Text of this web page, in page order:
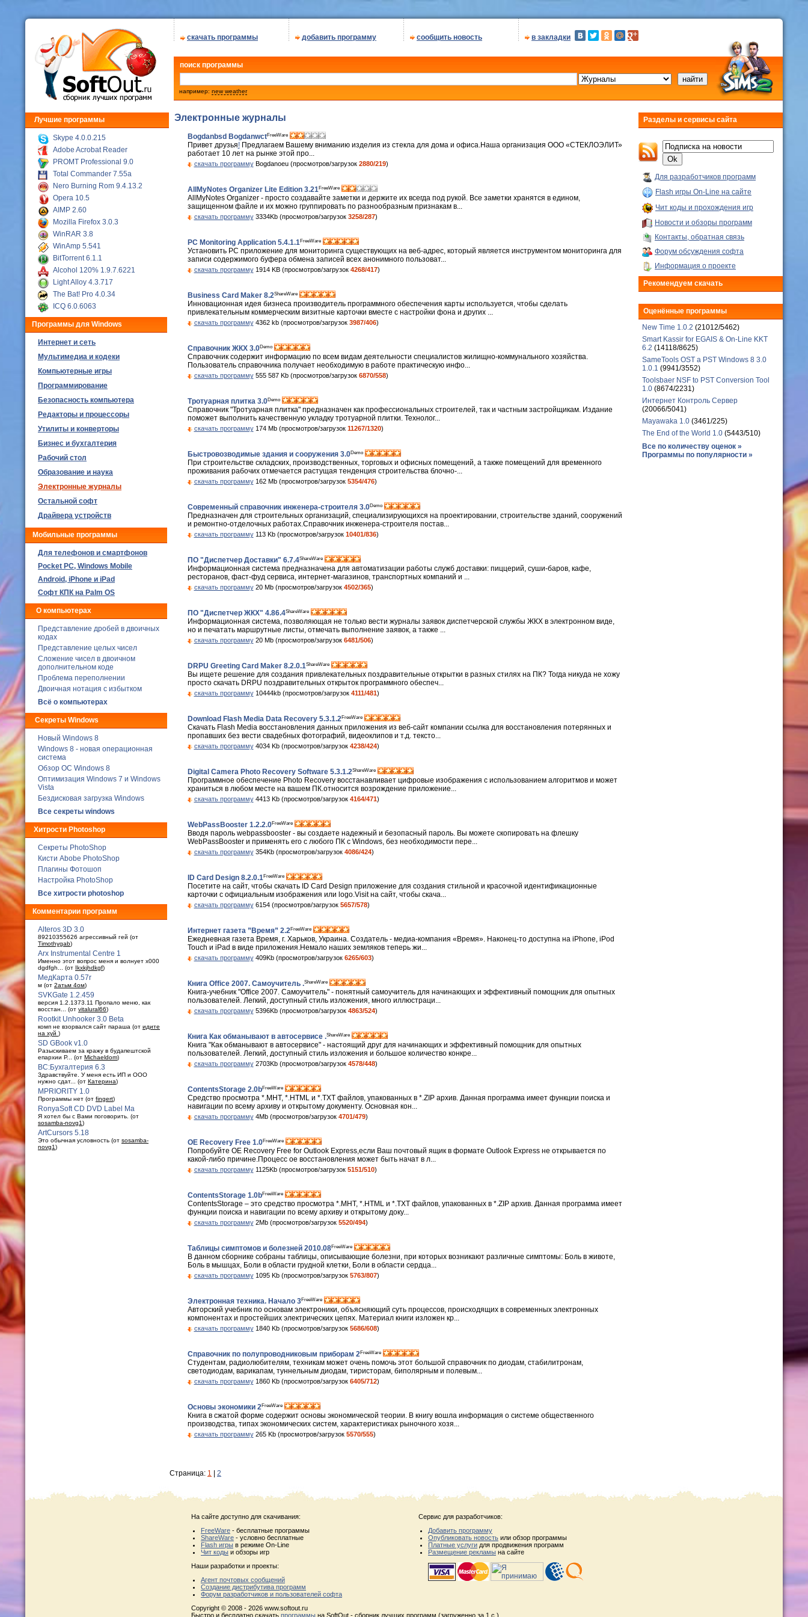
скачать программы добавить программу сообщить новость в закладки
поиск программы
например: new weather
Лучшие программы
Skype 4.0.0.215
Adobe Acrobat Reader
PROMT Professional 9.0
Total Commander 7.55a
Nero Burning Rom 9.4.13.2
Opera 10.5
AIMP 2.60
Mozilla Firefox 3.0.3
WinRAR 3.8
WinAmp 5.541
BitTorrent 6.1.1
Alcohol 120% 1.9.7.6221
Light Alloy 4.3.717
The Bat! Pro 4.0.34
ICQ 6.0.6063
Программы для Windows
Интернет и сеть
Мультимедиа и кодеки
Компьютерные игры
Программирование
Безопасность компьютера
Редакторы и процессоры
Утилиты и конверторы
Бизнес и бухгалтерия
Рабочий стол
Образование и наука
Электронные журналы
Остальной софт
Драйвера устройств
Мобильные программы
Для телефонов и смартфонов
Poсket PC, Windows Mobile
Android, iPhone и iPad
Софт КПК на Palm OS
О компьютерах
Представление дробей в двоичных
кодах
Представление целых чисел
Сложение чисел в двоичном
дополнительном коде
Проблема переполнении
Двоичная нотация с избытком
Всё о компьютерах
Секреты Windows
Новый Windows 8
Windows 8 - новая операционная
система
Обзор ОС Windows 8
Оптимизация Windows 7 и Windows
Vista
Бездисковая загрузка Windows
Все секреты windows
Хитрости Photoshop
Секреты PhotoShop
Кисти Abobe PhotoShop
Плагины Фотошоп
Настройка PhotoShop
Все хитрости photoshop
Комментарии программ
Alteros 3D 3.0
89210355626 агрессивный гей (от
Timothygab)
Arx Instrumental Centre 1
Именно этот вопрос меня и волнует x000
dgdfgh... (от Ikxkjhdkgf)
МедКарта 0.57r
м (от 2атьм 4ом)
SVKGate 1.2.459
версия 1.2.1373.11 Пропало меню, как
восстан... (от vitalural66)
Rootkit Unhooker 3.0 Beta
комп не взорвался сайт параша (от идите
на хуй )
SD GBook v1.0
Разыскиваем за кражу в будaпештской
епархии Р... (от Michaeldom)
ВС:Бухгалтерия 6.3
Здравствуйте. У меня есть ИП и ООО
нужно сдат... (от Катерина)
MPRIORITY 1.0
Программы нет (от fingert)
RonyaSoft CD DVD Label Ma
Я хотел бы с Вами поговорить. (от
sosamba-novg1)
ArtCursors 5.18
Это обычная условность (от sosamba-
novg1)
Электронные журналы
Bogdanbsd BogdanwctFreeWare
Привет друзья!Предлагаем Вашему вниманию изделия из стекла для дома и офиса.Наша организация ООО «СТЕКЛОЭЛИТ»
работает 10 лет на рынке этой про...
скачать программуBogdanoeu (просмотров/загрузок 2880/219)
AllMyNotes Organizer Lite Edition 3.21FreeWare
AllMyNotes Organizer - просто создавайте заметки и держите их всегда под рукой. Все заметки хранятся в едином,
защищенном файле и их можно группировать по разнообразным признакам в...
скачать программу3334Kb (просмотров/загрузок 3258/287)
PC Monitoring Application 5.4.1.1FreeWare
Установить PC приложение для мониторинга существующих на веб-адрес, который является инструментом мониторинга для
записи содержимого буфера обмена записей всех анонимного пользоват...
скачать программу1914 KB (просмотров/загрузок 4268/417)
Business Card Maker 8.2ShareWare
Инновационная идея бизнеса производитель программного обеспечения карты используется, чтобы сделать
привлекательным коммерческим визитные карточки вместе с настройки фона и других ...
скачать программу4362 kb (просмотров/загрузок 3987/406)
Справочник ЖКХ 3.0Demo
Справочник содержит информацию по всем видам деятельности специалистов жилищно-коммунального хозяйства.
Пользователь справочника получает необходимую в работе практическую инфо...
скачать программу555 587 Kb (просмотров/загрузок 6870/558)
Тротуарная плитка 3.0Demo
Справочник "Тротуарная плитка" предназначен как профессиональных строителей, так и частным застройщикам. Издание
поможет выполнить качественную укладку тротуарной плитки. Технолог...
скачать программу174 Mb (просмотров/загрузок 11267/1320)
Быстровозводимые здания и сооружения 3.0Demo
При строительстве складских, производственных, торговых и офисных помещений, а также помещений для временного
проживания рабочих отмечается растущая тенденция строительства блочно-...
скачать программу162 Mb (просмотров/загрузок 5354/476)
Современный справочник инженера-строителя 3.0Demo
Предназначен для строительных организаций, специализирующихся на проектировании, строительстве зданий, сооружений
и ремонтно-отделочных работах.Справочник инженера-строителя постав...
скачать программу113 Kb (просмотров/загрузок 10401/836)
ПО "Диспетчер Доставки" 6.7.4ShareWare
Информационная система предназначена для автоматизации работы служб доставки: пиццерий, суши-баров, кафе,
ресторанов, фаст-фуд сервиса, интернет-магазинов, транспортных компаний и ...
скачать программу20 Mb (просмотров/загрузок 4502/365)
ПО "Диспетчер ЖКХ" 4.86.4ShareWare
Информационная система, позволяющая не только вести журналы заявок диспетчерской службы ЖКХ в электронном виде,
но и печатать маршрутные листы, отмечать выполнение заявок, а также ...
скачать программу20 Mb (просмотров/загрузок 6481/506)
DRPU Greeting Card Maker 8.2.0.1ShareWare
Вы ищете решение для создания привлекательных поздравительные открытки в разных стилях на ПК? Тогда никуда не хожу
просто скачать DRPU поздравительных открыток программного обеспеч...
скачать программу10444kb (просмотров/загрузок 4111/481)
Download Flash Media Data Recovery 5.3.1.2FreeWare
Скачать Flash Media восстановления данных приложения из веб-сайт компании ссылка для восстановления потерянных и
пропавших без вести свадебных фотографий, видеоклипов и т.д. тексто...
скачать программу4034 Kb (просмотров/загрузок 4238/424)
Digital Camera Photo Recovery Software 5.3.1.2ShareWare
Программное обеспечение Photo Recovery восстанавливает цифровые изображения с использованием алгоритмов и может
храниться в любом месте на вашем ПК.относится возрождение приложение...
скачать программу4413 Kb (просмотров/загрузок 4164/471)
WebPassBooster 1.2.2.0FreeWare
Вводя пароль webpassbooster - вы создаете надежный и безопасный пароль. Вы можете скопировать на флешку
WebPassBooster и применять его с любого ПК с Windows, без необходимости пере...
скачать программу354Kb (просмотров/загрузок 4086/424)
ID Card Design 8.2.0.1FreeWare
Посетите на сайт, чтобы скачать ID Card Design приложение для создания стильной и красочной идентификационные
карточки с официальным изображения или logo.Visit на сайт, чтобы скача...
скачать программу6154 (просмотров/загрузок 5657/578)
Интернет газета ”Время” 2.2FreeWare
Ежедневная газета Время, г. Харьков, Украина. Создатель - медиа-компания «Время». Наконец-то доступна на iPhone, iPod
Touch и iPad в виде приложения.Немало наших земляков теперь жи...
скачать программу409Kb (просмотров/загрузок 6265/603)
Книга Office 2007. Самоучитель .ShareWare
Книга-учебник "Office 2007. Самоучитель" - понятный самоучитель для начинающих и эффективный помощник для опытных
пользователей. Легкий, доступный стиль изложения, много иллюстраци...
скачать программу5396Kb (просмотров/загрузок 4863/524)
Книга Как обманывают в автосервисе .ShareWare
Книга "Как обманывают в автосервисе" - настоящий друг для начинающих и эффективный помощник для опытных
пользователей. Легкий, доступный стиль изложения и большое количество конкре...
скачать программу2703Kb (просмотров/загрузок 4578/448)
ContentsStorage 2.0bFreeWare
Средство просмотра *.MHT, *.HTML и *.TXT файлов, упакованных в *.ZIP архив. Данная программа имеет функции поиска и
навигации по всему архиву и открытому документу. Основная кон...
скачать программу4Mb (просмотров/загрузок 4701/479)
OE Recovery Free 1.0FreeWare
Попробуйте OE Recovery Free for Outlook Express,если Ваш почтовый ящик в формате Outlook Express не открывается по
какой-либо причине.Процесс oe восстановления может быть начат в л...
скачать программу1125Kb (просмотров/загрузок 5151/510)
ContentsStorage 1.0bFreeWare
ContentsStorage – это средство просмотра *.MHT, *.HTML и *.TXT файлов, упакованных в *.ZIP архив. Данная программа имеет
функции поиска и навигации по всему архиву и открытому доку...
скачать программу2Mb (просмотров/загрузок 5520/494)
Таблицы симптомов и болезней 2010.08FreeWare
В данном сборнике собраны таблицы, описывающие болезни, при которых возникают различные симптомы: Боль в животе,
Боль в мышцах, Боли в области грудной клетки, Боли в области сердца...
скачать программу1095 Kb (просмотров/загрузок 5763/807)
Электронная техника. Начало 3FreeWare
Авторский учебник по основам электроники, объясняющий суть процессов, происходящих в современных электронных
компонентах и простейших электрических цепях. Материал книги изложен кр...
скачать программу1840 Kb (просмотров/загрузок 5686/608)
Справочник по полупроводниковым приборам 2FreeWare
Студентам, радиолюбителям, техникам может очень помочь этот большой справочник по диодам, стабилитронам,
светодиодам, варикапам, туннельным диодам, тиристорам, биполярным и полевым...
скачать программу1860 Kb (просмотров/загрузок 6405/712)
Основы экономики 2FreeWare
Книга в сжатой форме содержит основы экономической теории. В книгу вошла информация о системе общественного
производства, типах экономических систем, характеристиках рыночного хозя...
скачать программу265 Kb (просмотров/загрузок 5570/555)
Страница: 1 2
Разделы и сервисы сайта
Для разработчиков программ
Flash игры On-Line на сайте
Чит коды и прохождения игр
Новости и обзоры программ
Контакты, обратная связь
Форум обсуждения софта
Информация о проекте
Рекомендуем скачать
Оценённые программы
New Time 1.0.2 (21012/5462)
Smart Kassir for EGAIS & On-Line KKT
6.2 (14118/8625)
SameTools OST a PST Windows 8 3.0
1.0.1 (9941/3552)
Toolsbaer NSF to PST Conversion Tool
1.0 (8674/2231)
Интернет Контроль Сервер
(20066/5041)
Mayawaka 1.0 (3461/225)
The End of the World 1.0 (5443/510)
Все по количеству оценок »
Программы по популярности »
На сайте доступно для скачивания:
FreeWare - бесплатные программы
ShareWare - условно бесплатные
Flash игры в режиме On-Line
Чит коды и обзоры игр
Наши разработки и проекты:
Агент почтовых сообщений
Создание дистрибутива программ
Форум разработчиков и пользователей софта
Сервис для разработчиков:
Добавить программу
Опубликовать новость или обзор программы
Платные услуги для продвижения программ
Размещение рекламы на сайте
Copyright © 2008 - 2026 www.softout.ru
Быстро и бесплатно скачать программы на SoftOut - сборник лучших программ (загруженно за 1 с.)